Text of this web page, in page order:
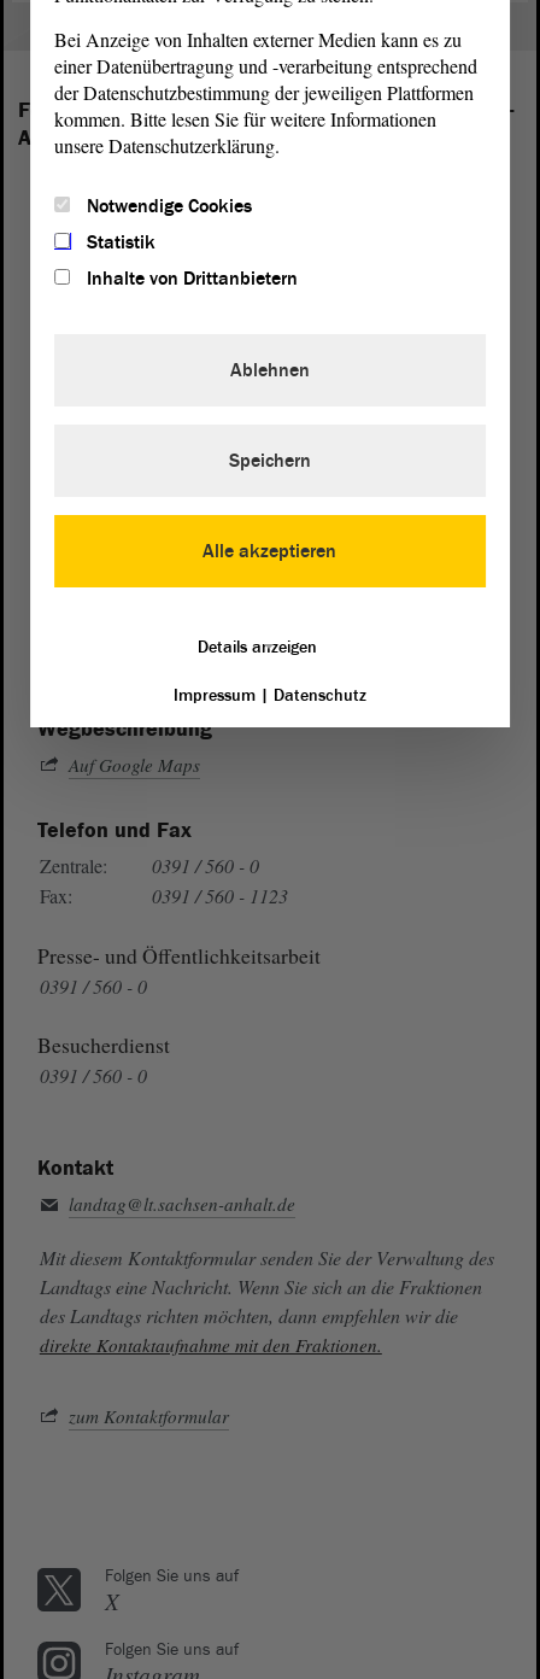
Folgende Fraktionen sind im Landtag von Sachsen-
Anhalt vertreten:
Wegbeschreibung
Auf Google Maps
Telefon und Fax
Zentrale:
0391 / 560 - 0
Fax:
0391 / 560 - 1123
Presse- und Öffentlichkeitsarbeit
0391 / 560 - 0
Besucherdienst
0391 / 560 - 0
Kontakt
landtag@lt.sachsen-anhalt.de
Mit diesem Kontaktformular senden Sie der Verwaltung des
Landtags eine Nachricht. Wenn Sie sich an die Fraktionen
des Landtags richten möchten, dann empfehlen wir die
direkte Kontaktaufnahme mit den Fraktionen.
zum Kontaktformular
Folgen Sie uns auf
X
Folgen Sie uns auf
Bei Anzeige von Inhalten externer Medien kann es zu
einer Datenübertragung und -verarbeitung entsprechend
der Datenschutzbestimmung der jeweiligen Plattformen
kommen. Bitte lesen Sie für weitere Informationen
unsere Datenschutzerklärung.
Notwendige Cookies
Statistik
Inhalte von Drittanbietern
Alle akzeptieren
Ablehnen
Speichern
Details anzeigen
Impressum| Datenschutz